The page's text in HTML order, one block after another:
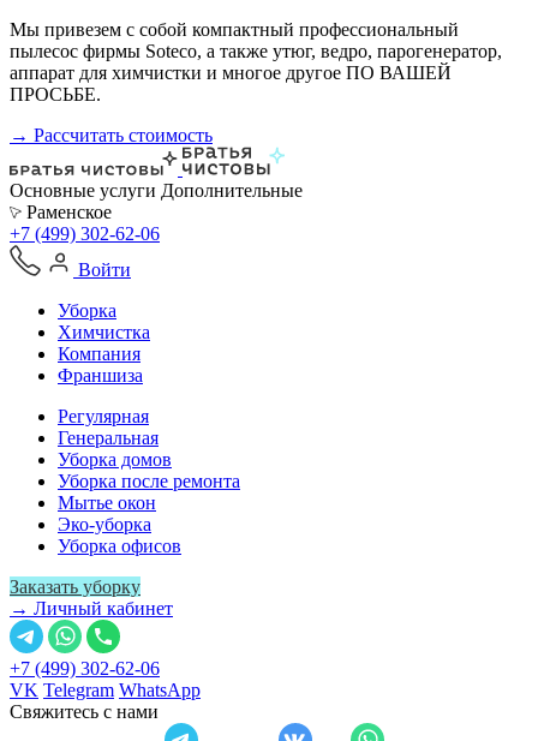
Мы привезем с собой компактный профессиональный
пылесос фирмы Soteco, а также утюг, ведро, парогенератор,
аппарат для химчистки и многое другое ПО ВАШЕЙ
ПРОСЬБЕ.
→ Рассчитать стоимость
Основные услуги Дополнительные
Раменское
+7 (499) 302-62-06
Войти
Уборка
Химчистка
Компания
Франшиза
Регулярная
Генеральная
Уборка домов
Уборка после ремонта
Мытье окон
Эко-уборка
Уборка офисов
Заказать уборку
→ Личный кабинет
+7 (499) 302-62-06
VK Telegram WhatsApp
Свяжитесь с нами